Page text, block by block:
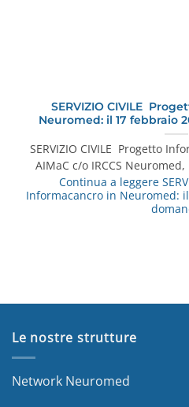
SERVIZIO CIVILE
Neuromed: il 17 febbraio
SERVIZIO CIVILE Progetto
AIMaC c/o IRCCS
Continua a leggere
Informacancro in Neuromed:
Le nostre strutture
Network Neuromed